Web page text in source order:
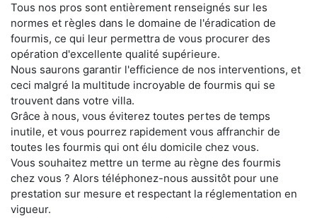
Tous nos pros sont entièrement renseignés sur les
normes et règles dans le domaine de l'éradication de
fourmis, ce qui leur permettra de vous procurer des
opération d'excellente qualité supérieure.
Nous saurons garantir l'efficience de nos interventions, et
ceci malgré la multitude incroyable de fourmis qui se
trouvent dans votre villa.
Grâce à nous, vous éviterez toutes pertes de temps
inutile, et vous pourrez rapidement vous affranchir de
toutes les fourmis qui ont élu domicile chez vous.
Vous souhaitez mettre un terme au règne des fourmis
chez vous ? Alors téléphonez-nous aussitôt pour une
prestation sur mesure et respectant la réglementation en
vigueur.